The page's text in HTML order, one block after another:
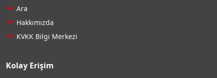
Ara
Hakkımızda
KVKK Bilgi Merkezi
Kolay Erişim